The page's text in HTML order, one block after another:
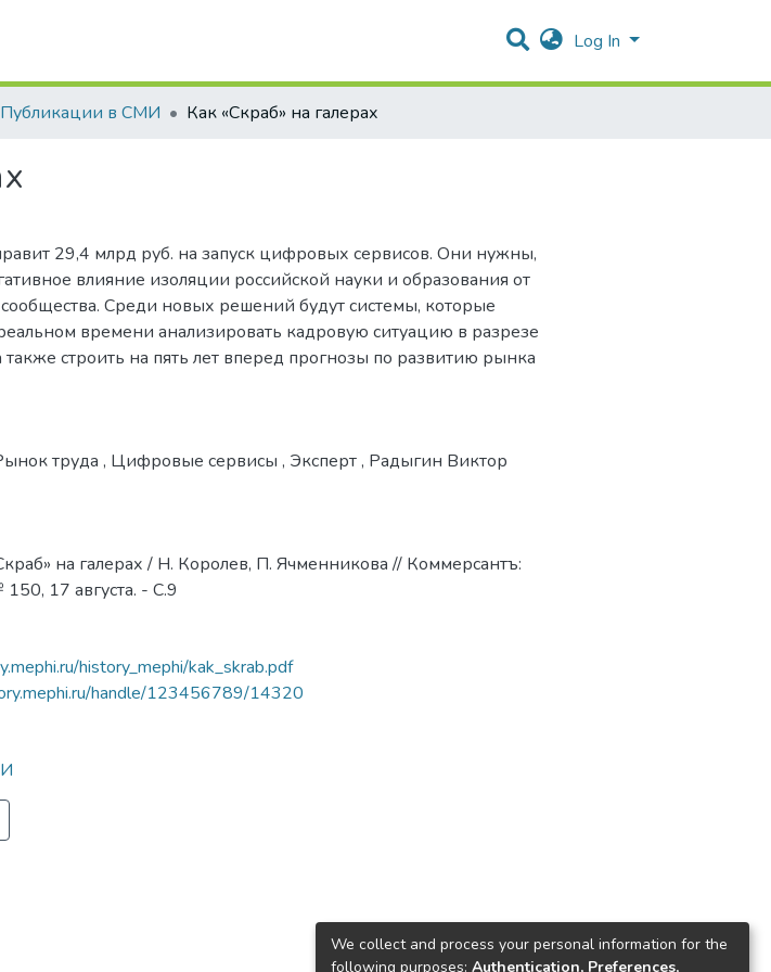
Log In
Публикации в СМИ Как «Скраб» на галерах
29,4 млрд руб. на запуск цифровых сервисов. Они нужны,
влияние изоляции российской науки и образования от
Среди новых решений будут системы, которые
времени анализировать кадровую ситуацию в разрезе
также строить на пять лет вперед прогнозы по развитию рынка
труда , Цифровые сервисы , Эксперт, Радыгин Виктор
на галерах / Н. Королев, П. Ячменникова // Коммерсантъ:
17 августа. - С.9
history_mephi/kak_skrab.pdf
handle/123456789/14320
We collect and process your personal information for the
following purposes: Authentication, Preferences,